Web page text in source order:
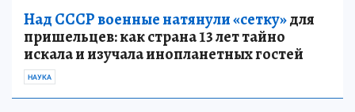
Над СССР военные натянули «сетку»для
пришельцев: как страна 13 лет тайно
искала и изучала инопланетных гостей
НАУКА